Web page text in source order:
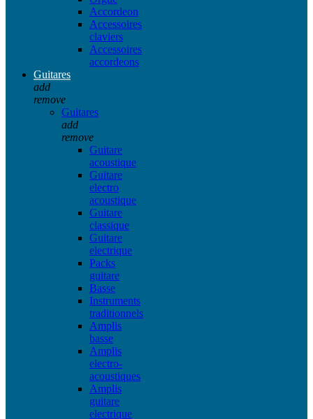
Accordeon
Accessoires
claviers
Accessoires
accordeons
Guitares
add
remove
Guitares
add
remove
Guitare
acoustique
Guitare
electro
acoustique
Guitare
classique
Guitare
electrique
Packs
guitare
Basse
Instruments
traditionnels
Amplis
basse
Amplis
electro-
acoustiques
Amplis
guitare
electrique